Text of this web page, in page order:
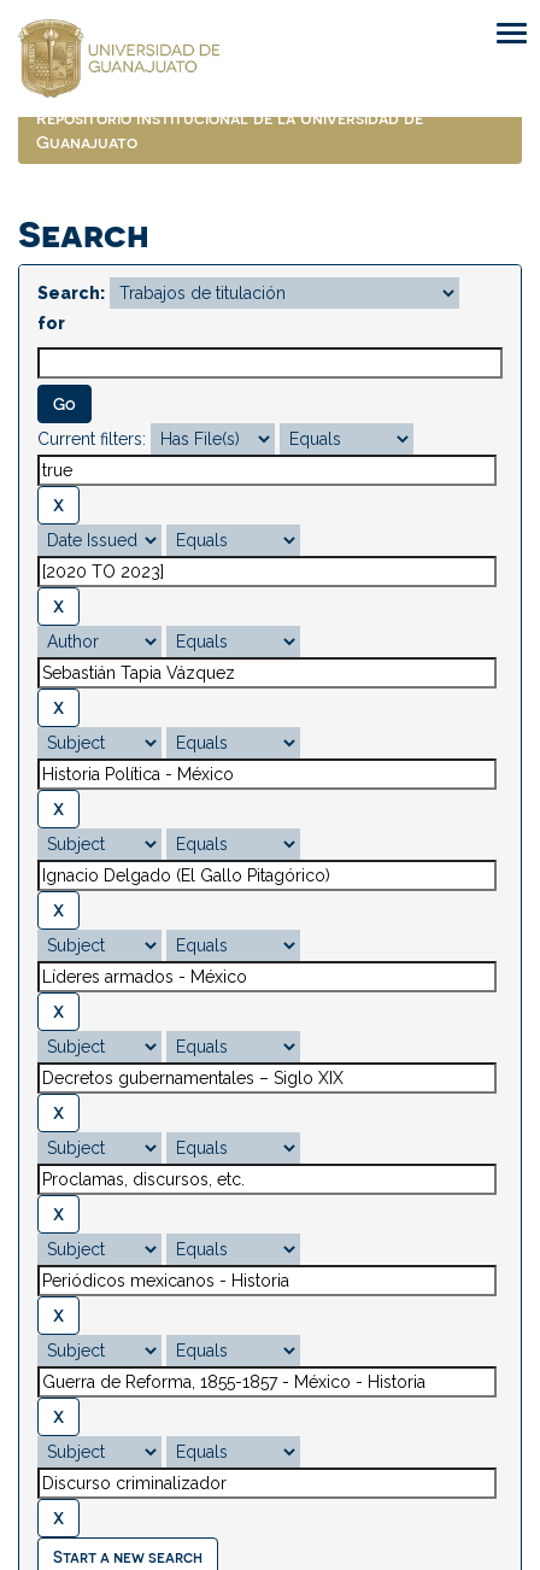
navigation
Repositorio Institucional de la Universidad de
Guanajuato
Search
Search:
for
Current filters:
Start a new search